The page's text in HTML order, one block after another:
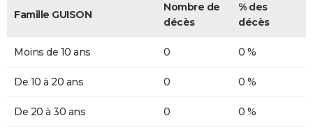
Famille GUISON
Nombre de
décès
% des
décès
Moins de 10 ans 0 0 %
De 10 à 20 ans 0 0 %
De 20 à 30 ans 0 0 %